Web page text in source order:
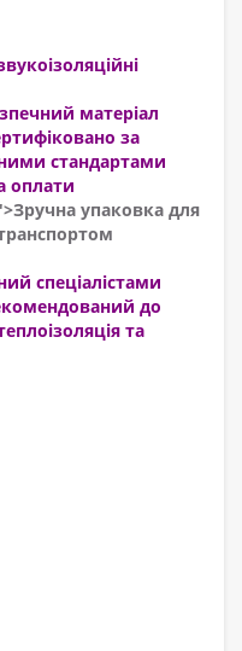
матеріал
за
стандартами
оплати
упаковка для
спеціалістами
до
та